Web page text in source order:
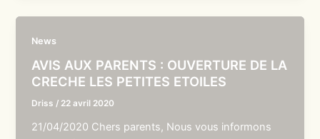
News
AVIS AUX PARENTS : OUVERTURE DE LA
CRECHE LES PETITES ETOILES
Driss / 22 avril 2020
21/04/2020 Chers parents, Nous vous informons